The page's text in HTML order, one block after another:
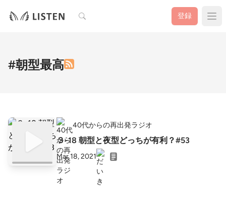
検索 登録
#朝型最高
40代からの再出発ラジオ
３-18 朝型と夜型どっちが有利？#53
Mar 18, 2021